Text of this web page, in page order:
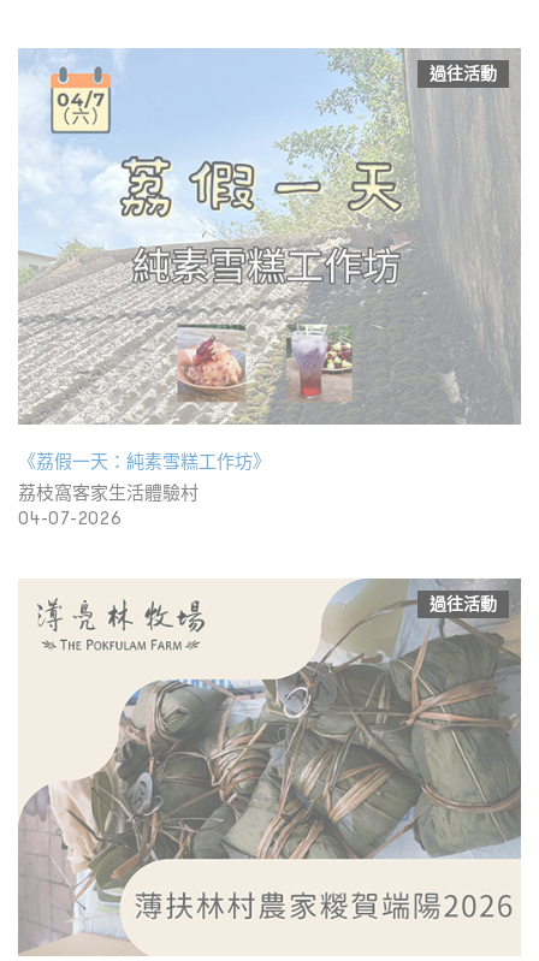
過往活動
《荔假一天：純素雪糕工作坊》
荔枝窩客家生活體驗村
04-07-2026
過往活動